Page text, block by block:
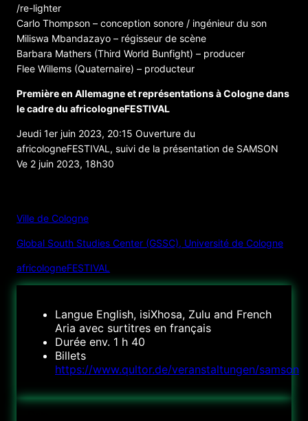
/re-lighter
Carlo Thompson – conception sonore / ingénieur du son
Miliswa Mbandazayo – régisseur de scène
Barbara Mathers (Third World Bunfight) – producer
Flee Willems (Quaternaire) – producteur
Première en Allemagne et représentations à Cologne dans
le cadre du africologneFESTIVAL
Jeudi 1er juin 2023, 20:15 Ouverture du
africologneFESTIVAL, suivi de la présentation de SAMSON
Ve 2 juin 2023, 18h30
Ville de Cologne
Global South Studies Center (GSSC), Université de Cologne
africologneFESTIVAL
Langue English, isiXhosa, Zulu and French
Aria avec surtitres en français
Durée env. 1 h 40
Billets
https://www.qultor.de/veranstaltungen/samson